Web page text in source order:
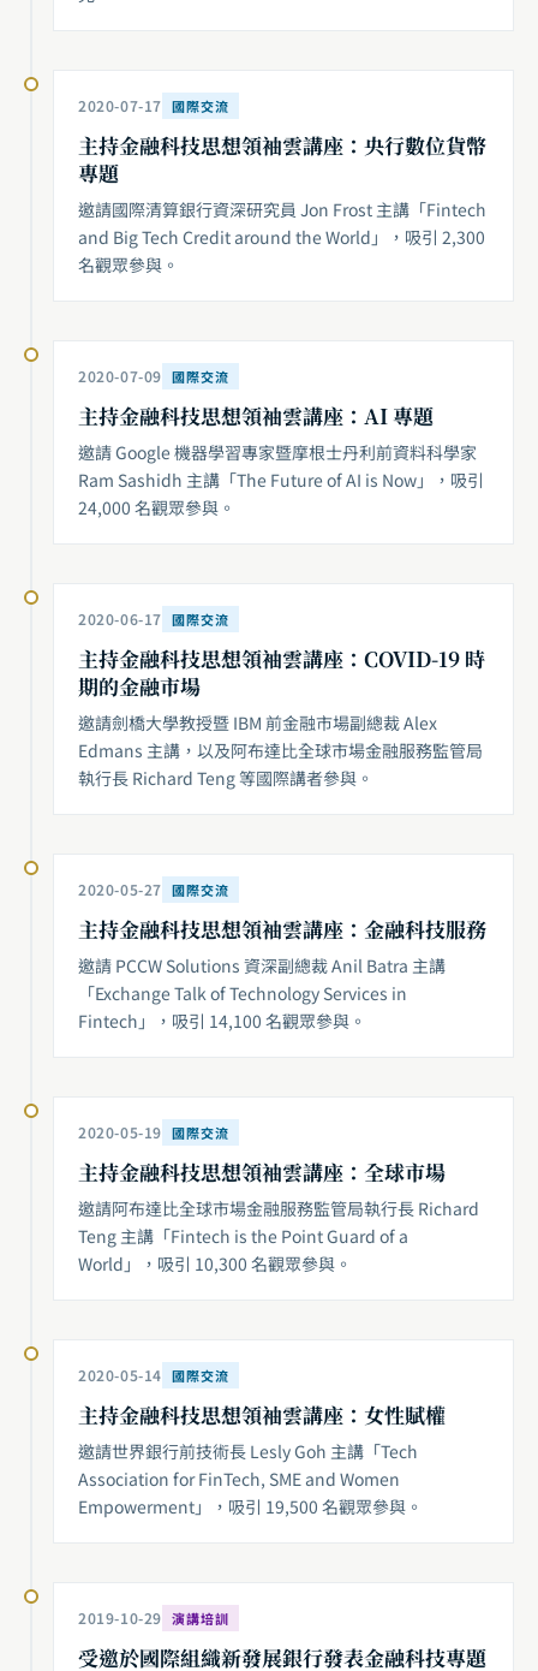
2020-07-17 國際交流
主持金融科技思想領袖雲講座：央行數位貨幣
專題
邀請國際清算銀行資深研究員 Jon Frost 主講「Fintech
and Big Tech Credit around the World」，吸引 2,300
名觀眾參與。
2020-07-09 國際交流
主持金融科技思想領袖雲講座：AI 專題
邀請 Google 機器學習專家暨摩根士丹利前資料科學家
Ram Sashidh 主講「The Future of AI is Now」，吸引
24,000 名觀眾參與。
2020-06-17 國際交流
主持金融科技思想領袖雲講座：COVID-19 時
期的金融市場
邀請劍橋大學教授暨 IBM 前金融市場副總裁 Alex
Edmans 主講，以及阿布達比全球市場金融服務監管局
執行長 Richard Teng 等國際講者參與。
2020-05-27 國際交流
主持金融科技思想領袖雲講座：金融科技服務
邀請 PCCW Solutions 資深副總裁 Anil Batra 主講
「Exchange Talk of Technology Services in
Fintech」，吸引 14,100 名觀眾參與。
2020-05-19 國際交流
主持金融科技思想領袖雲講座：全球市場
邀請阿布達比全球市場金融服務監管局執行長 Richard
Teng 主講「Fintech is the Point Guard of a
World」，吸引 10,300 名觀眾參與。
2020-05-14 國際交流
主持金融科技思想領袖雲講座：女性賦權
邀請世界銀行前技術長 Lesly Goh 主講「Tech
Association for FinTech, SME and Women
Empowerment」，吸引 19,500 名觀眾參與。
2019-10-29 演講培訓
受邀於國際組織新發展銀行發表金融科技專題